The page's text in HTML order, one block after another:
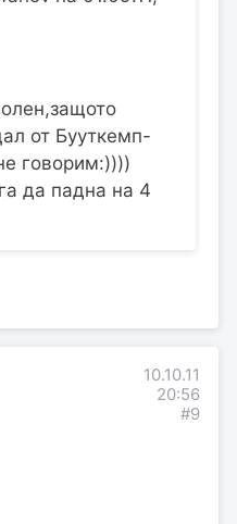
от Бууткемп-
говорим:))))
да падна на 4
10.10.11
20:56
#9